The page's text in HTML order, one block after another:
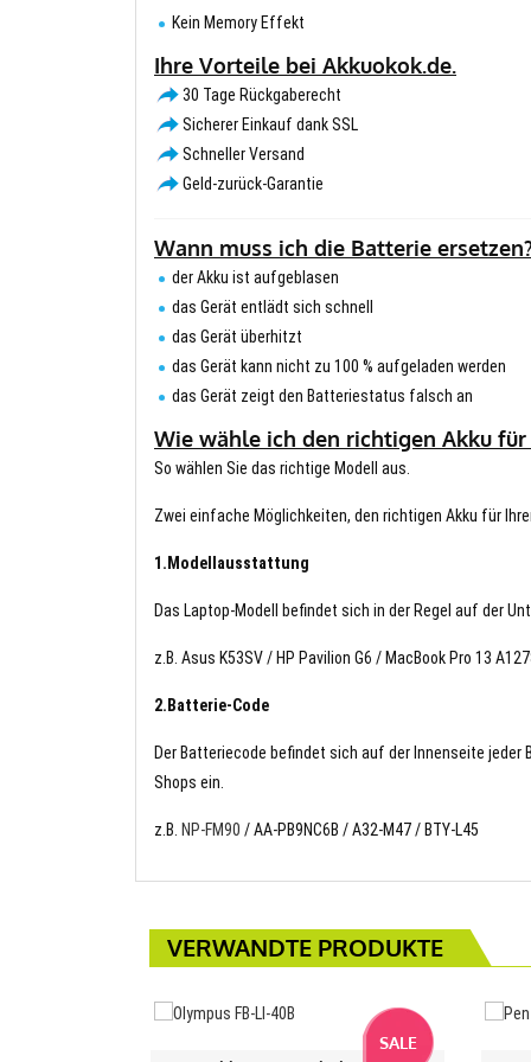
Kein Memory Effekt
Ihre Vorteile bei Akkuokok.de.
30 Tage Rückgaberecht
Sicherer Einkauf dank SSL
Schneller Versand
Geld-zurück-Garantie
Wann muss ich die Batterie
der Akku ist aufgeblasen
das Gerät entlädt sich schnell
das Gerät überhitzt
das Gerät kann nicht zu 100 % aufgeladen werden
das Gerät zeigt den Batteriestatus falsch an
Wie wähle ich den richtigen Akku für
So wählen Sie das richtige Modell aus.
Zwei einfache Möglichkeiten, den richtigen Akku für
1.Modellausstattung
Das Laptop-Modell befindet sich in der Regel auf der
z.B. Asus K53SV / HP Pavilion G6 / MacBook Pro 13
2.Batterie-Code
Der Batteriecode befindet sich auf der Innenseite jeder
Shops ein.
z.B. NP-FM90 / AA-PB9NC6B / A32-M47 / BTY-L45
VERWANDTE PRODUKTE
SALE